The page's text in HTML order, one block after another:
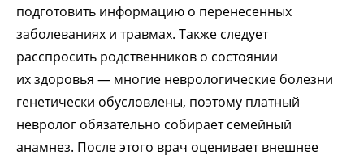
подготовить информацию о перенесенных
заболеваниях и травмах. Также следует
расспросить родственников о состоянии
их здоровья — многие неврологические болезни
генетически обусловлены, поэтому платный
невролог обязательно собирает семейный
анамнез. После этого врач оценивает внешнее